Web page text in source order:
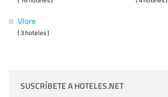
Vlore
( 3 hoteles )
SUSCRÍBETE A HOTELES.NET